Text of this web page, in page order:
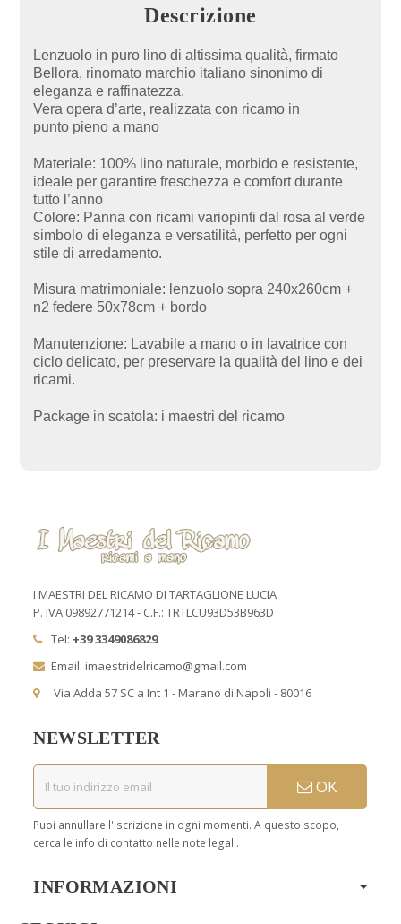
Descrizione
Lenzuolo in puro lino di altissima qualità, firmato
Bellora, rinomato marchio italiano sinonimo di
eleganza e raffinatezza.
Vera opera d’arte, realizzata con ricamo in
punto pieno a mano
Materiale: 100% lino naturale, morbido e resistente,
ideale per garantire freschezza e comfort durante
tutto l’anno
Colore: Panna con ricami variopinti dal rosa al verde
simbolo di eleganza e versatilità, perfetto per ogni
stile di arredamento.
Misura matrimoniale: lenzuolo sopra 240x260cm +
n2 federe 50x78cm + bordo
Manutenzione: Lavabile a mano o in lavatrice con
ciclo delicato, per preservare la qualità del lino e dei
ricami.
Package in scatola: i maestri del ricamo
I MAESTRI DEL RICAMO DI TARTAGLIONE LUCIA
P. IVA 09892771214 - C.F.: TRTLCU93D53B963D
Tel: +39 3349086829
Email: imaestridelricamo@gmail.com
Via Adda 57 SC a Int 1 - Marano di Napoli - 80016
NEWSLETTER
OK
Puoi annullare l'iscrizione in ogni momenti. A questo scopo,
cerca le info di contatto nelle note legali.
INFORMAZIONI